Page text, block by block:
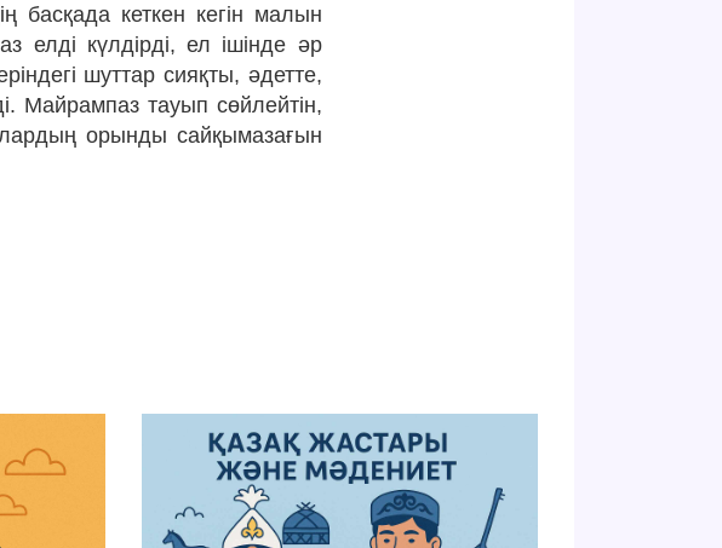
басқада кеткен кегін малын
елді күлдірді, ел ішінде әр
шуттар сияқты, әдетте,
Майрампаз тауып сөйлейтін,
орынды сайқымазағын